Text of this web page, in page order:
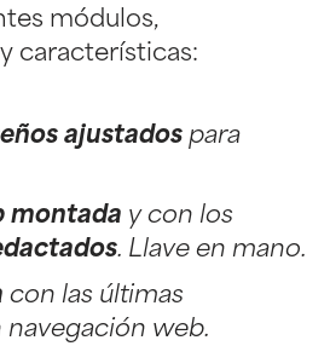
módulos,
características:
ajustados para
montada y con los
. Llave en mano.
con las últimas
navegación web.